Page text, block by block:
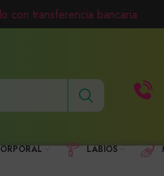
LABIOS
con transferencia bancaria